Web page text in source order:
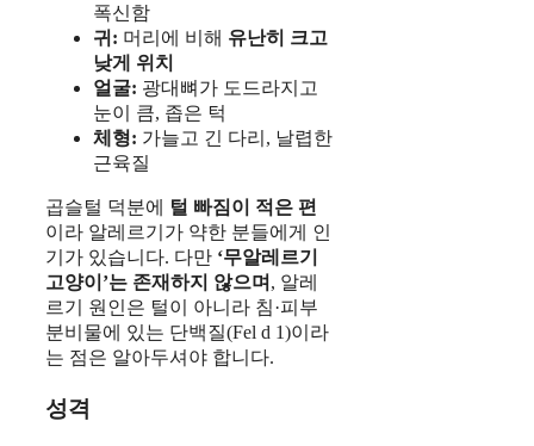
폭신함
귀: 머리에 비해 유난히 크고
낮게 위치
얼굴: 광대뼈가 도드라지고
눈이 큼, 좁은 턱
체형: 가늘고 긴 다리, 날렵한
근육질
곱슬털 덕분에
털 빠짐이 적은 편
이라 알레르기가 약한 분들에게 인
기가 있습니다. 다만 ‘무알레르기
고양이’는 존재하지 않으며 , 알레
르기 원인은 털이 아니라 침·피부
분비물에 있는 단백질(Fel d 1)이라
는 점은 알아두셔야 합니다.
성격